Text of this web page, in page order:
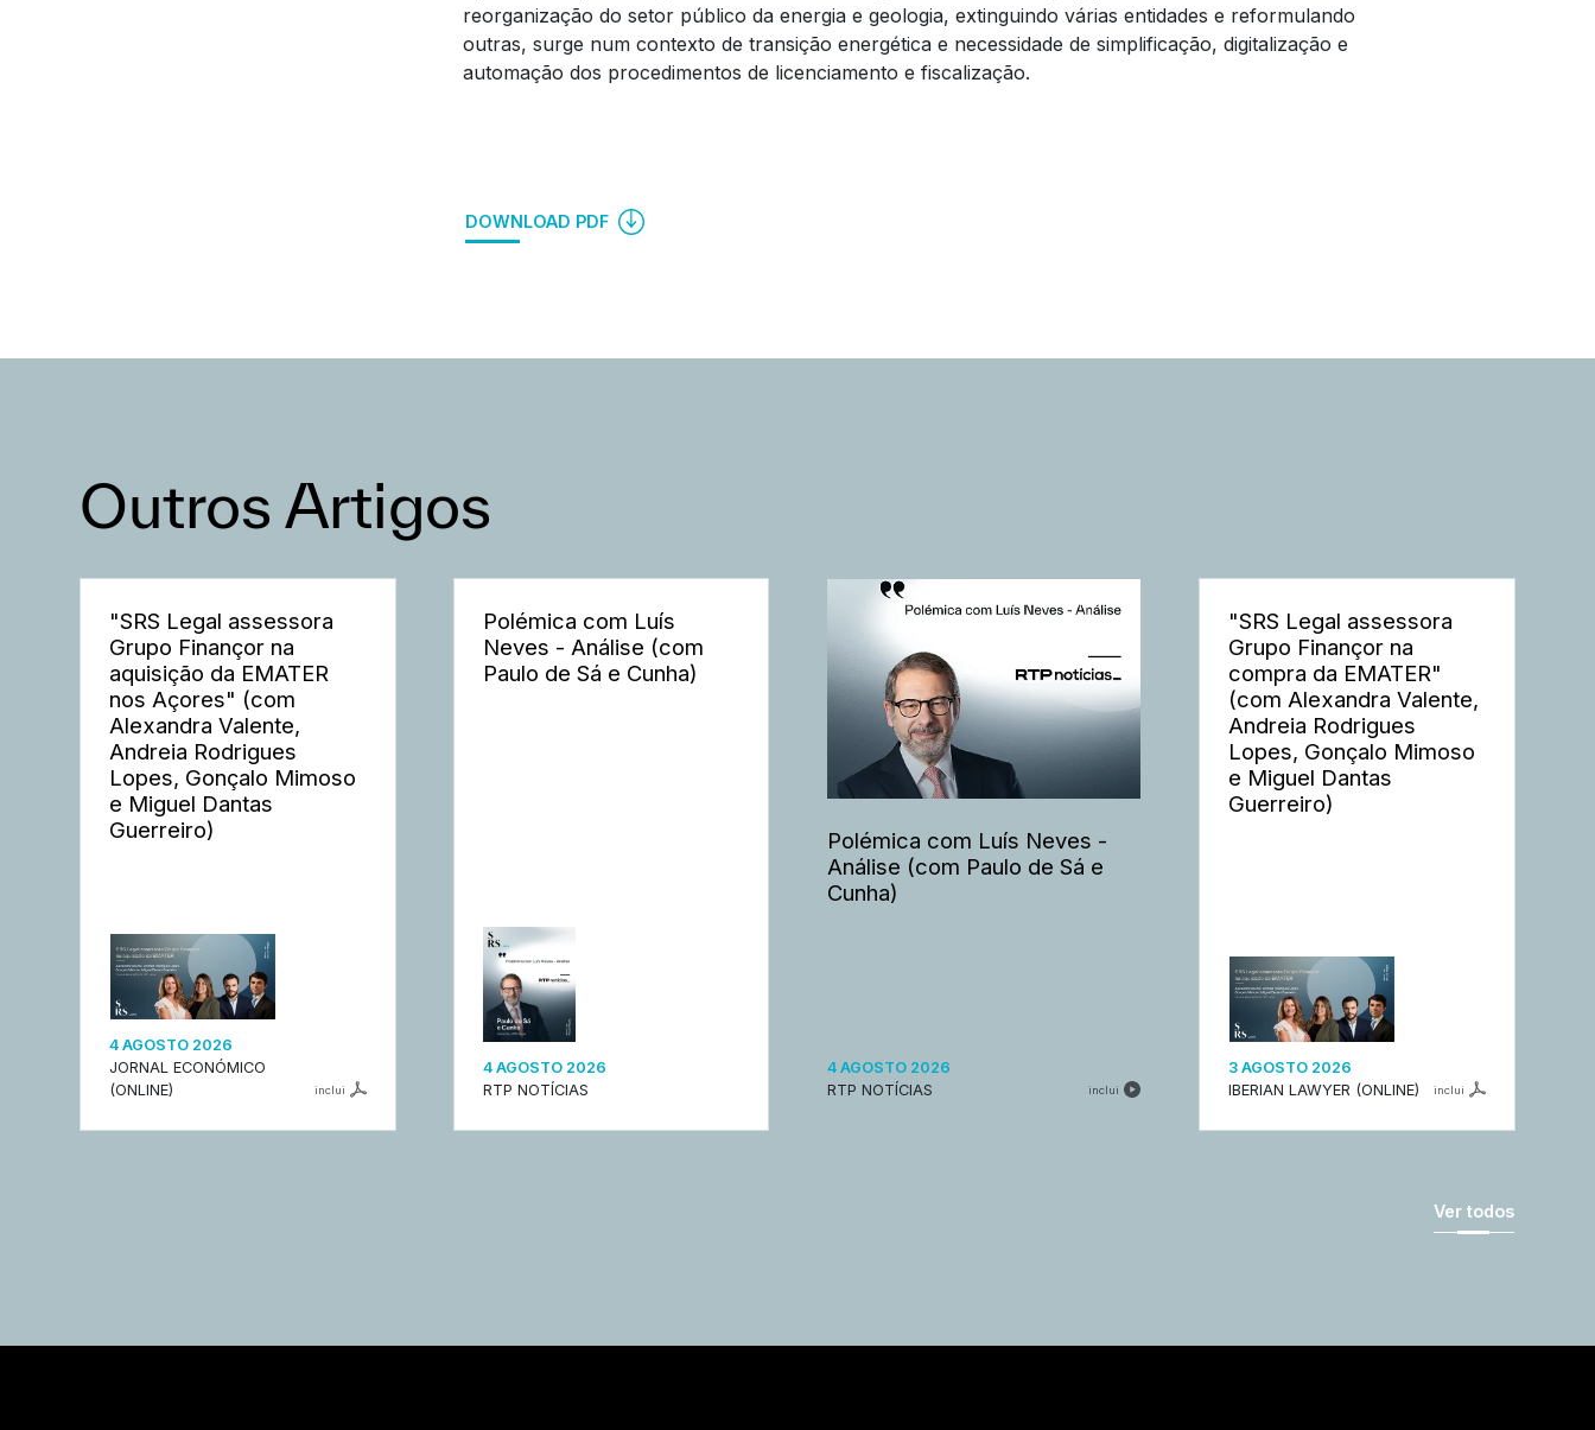
reorganização do setor público da energia e geologia, extinguindo várias entidades e reformulando
outras, surge num contexto de transição energética e necessidade de simplificação, digitalização e
automação dos procedimentos de licenciamento e fiscalização.
DOWNLOAD PDF
Outros Artigos
"SRS Legal assessora
Grupo Finançor na
aquisição da EMATER
nos Açores" (com
Alexandra Valente,
Andreia Rodrigues
Lopes, Gonçalo Mimoso
e Miguel Dantas
Guerreiro)
4 AGOSTO 2026
JORNAL ECONÓMICO
(ONLINE)
inclui
Polémica com Luís
Neves - Análise (com
Paulo de Sá e Cunha)
4 AGOSTO 2026
RTP NOTÍCIAS
Polémica com Luís Neves -
Análise (com Paulo de Sá e
Cunha)
4 AGOSTO 2026
RTP NOTÍCIAS
inclui
"SRS Legal assessora
Grupo Finançor na
compra da EMATER"
(com Alexandra Valente,
Andreia Rodrigues
Lopes, Gonçalo Mimoso
e Miguel Dantas
Guerreiro)
3 AGOSTO 2026
IBERIAN LAWYER (ONLINE)
inclui
Ver todos